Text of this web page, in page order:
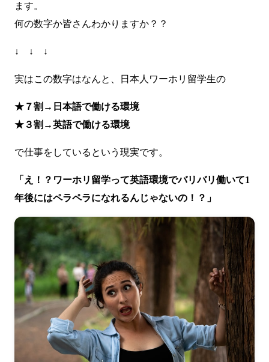
ます。
何の数字か皆さんわかりますか？？
↓ ↓ ↓
実はこの数字はなんと、日本人ワーホリ留学生の
★７割→日本語で働ける環境
★３割→英語で働ける環境
で仕事をしているという現実です。
「え！？ワーホリ留学って英語環境でバリバリ働いて1
年後にはペラペラになれるんじゃないの！？」